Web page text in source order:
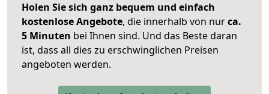
Holen Sie sich ganz bequem und einfach
kostenlose Angebote, die innerhalb von nurca.
5 Minuten bei Ihnen sind. Und das Beste daran
ist, dass all dies zu erschwinglichen Preisen
angeboten werden.